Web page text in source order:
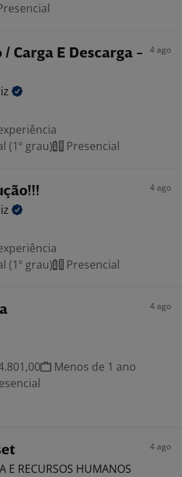
Carga E Descarga -
4 ago
(1º grau)
Presencial
4 ago
(1º grau)
Presencial
4 ago
Menos de 1 ano
4 ago
E RECURSOS HUMANOS